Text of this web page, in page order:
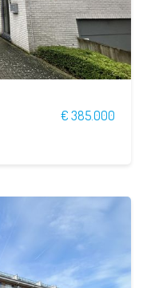
€ 385.000